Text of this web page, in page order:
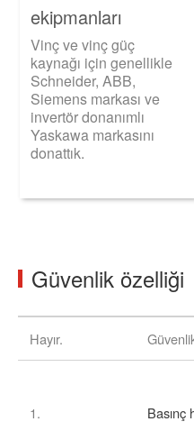
ekipmanları
Vinç ve vinç güç
kaynağı için genellikle
Schneider, ABB,
Siemens markası ve
invertör donanımlı
Yaskawa markasını
donattık.
Güvenlik özelliği
Hayır.
1. Basınç